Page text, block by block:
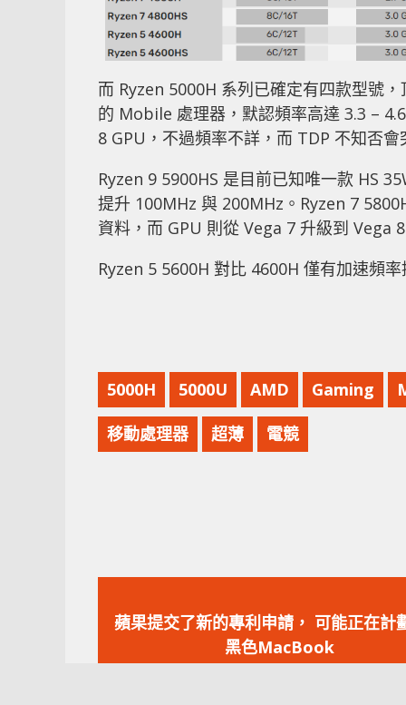
而 Ryzen 5000H 系列已確定有四款型號
的 Mobile 處理器，默認頻率高達 3.3 –
8 GPU，不過頻率不詳，而 TDP 不知否會
Ryzen 9 5900HS 是目前已知唯一款 HS
提升 100MHz 與 200MHz。Ryzen 7
資料，而 GPU 則從 Vega 7 升級到 Vega
Ryzen 5 5600H 對比 4600H 僅有加速頻
5000H 5000U AMD Gaming
移動處理器 超薄 電競
一
篇
文
蘋果提交了新的專利申請， 可能正在計
黑色MacBook